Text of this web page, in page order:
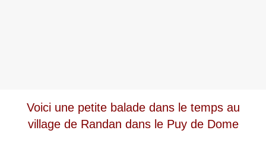
Voici une petite balade dans le temps au
village de Randan dans le Puy de Dome